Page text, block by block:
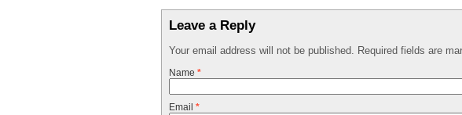
Leave a Reply
Your email address will not be published. Required fields are
Name *
Email *